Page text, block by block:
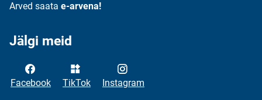
Arved saata e-arvena!
Jälgi meid
Facebook TikTok Instagram